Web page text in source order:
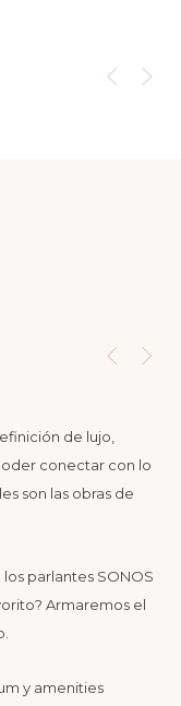
de lujo,
conectar con lo
son las obras de
parlantes SONOS
Armaremos el
y amenities